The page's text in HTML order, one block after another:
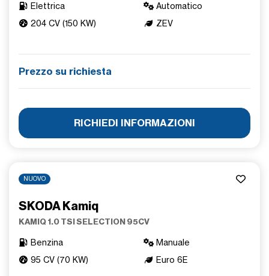
Elettrica
Automatico
204 CV (150 KW)
ZEV
Prezzo su richiesta
RICHIEDI INFORMAZIONI
NUOVO
SKODA Kamiq
KAMIQ 1.0 TSI SELECTION 95CV
Benzina
Manuale
95 CV (70 KW)
Euro 6E